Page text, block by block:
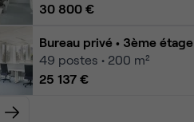
30 800 €
Bureau privé • 3ème étage
49 postes • 200 m²
25 137 €